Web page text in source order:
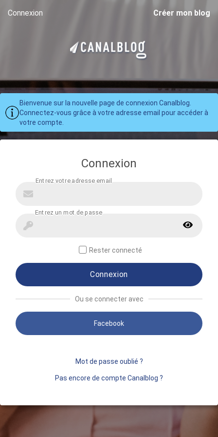
Connexion Créer mon blog
Bienvenue sur la nouvelle page de connexion Canalblog.
Connectez-vous grâce à votre adresse email pour accéder à
votre compte.
Connexion
Rester connecté
Connexion
Ou se connecter avec
Facebook
Mot de passe oublié ?
Pas encore de compte Canalblog ?